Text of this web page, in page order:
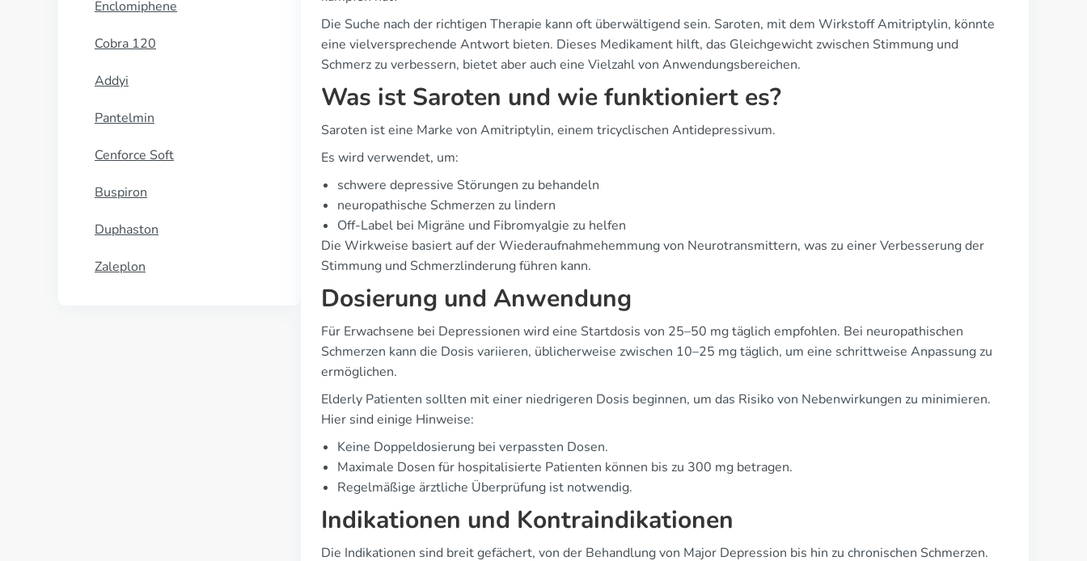
Enclomiphene
Cobra 120
Addyi
Pantelmin
Cenforce Soft
Buspiron
Duphaston
Zaleplon
Die Suche nach der richtigen Therapie kann oft überwältigend sein. Saroten, mit dem Wirkstoff Amitriptylin, könnte
eine vielversprechende Antwort bieten. Dieses Medikament hilft, das Gleichgewicht zwischen Stimmung und
Schmerz zu verbessern, bietet aber auch eine Vielzahl von Anwendungsbereichen.
Was ist Saroten und wie funktioniert es?
Saroten ist eine Marke von Amitriptylin, einem tricyclischen Antidepressivum.
Es wird verwendet, um:
schwere depressive Störungen zu behandeln
neuropathische Schmerzen zu lindern
Off-Label bei Migräne und Fibromyalgie zu helfen
Die Wirkweise basiert auf der Wiederaufnahmehemmung von Neurotransmittern, was zu einer Verbesserung der
Stimmung und Schmerzlinderung führen kann.
Dosierung und Anwendung
Für Erwachsene bei Depressionen wird eine Startdosis von 25–50 mg täglich empfohlen. Bei neuropathischen
Schmerzen kann die Dosis variieren, üblicherweise zwischen 10–25 mg täglich, um eine schrittweise Anpassung zu
ermöglichen.
Elderly Patienten sollten mit einer niedrigeren Dosis beginnen, um das Risiko von Nebenwirkungen zu minimieren.
Hier sind einige Hinweise:
Keine Doppeldosierung bei verpassten Dosen.
Maximale Dosen für hospitalisierte Patienten können bis zu 300 mg betragen.
Regelmäßige ärztliche Überprüfung ist notwendig.
Indikationen und Kontraindikationen
Die Indikationen sind breit gefächert, von der Behandlung von Major Depression bis hin zu chronischen Schmerzen.